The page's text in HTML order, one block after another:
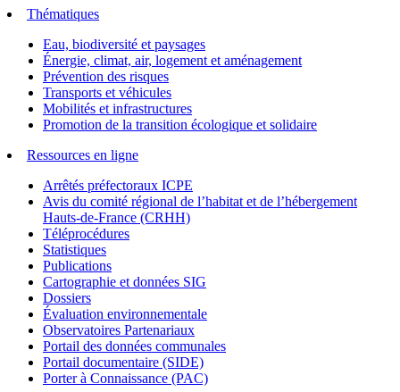
Thématiques
Eau, biodiversité et paysages
Énergie, climat, air, logement et aménagement
Prévention des risques
Transports et véhicules
Mobilités et infrastructures
Promotion de la transition écologique et solidaire
Ressources en ligne
Arrêtés préfectoraux ICPE
Avis du comité régional de l’habitat et de l’hébergement
Hauts-de-France (CRHH)
Téléprocédures
Statistiques
Publications
Cartographie et données SIG
Dossiers
Évaluation environnementale
Observatoires Partenariaux
Portail des données communales
Portail documentaire (SIDE)
Porter à Connaissance (PAC)